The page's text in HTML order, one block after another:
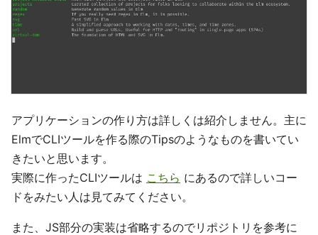
アプリケーションの作り方は詳しくは紹介しません。主に
ElmでCLIツールを作る際のTipsのようなものを書いてい
きたいと思います。
実際に作ったCLIツールは こちら にあるので詳しいコー
ドをみたい人は見てみてください。
また、JS部分の実装は省略するのでリポジトリを参考に